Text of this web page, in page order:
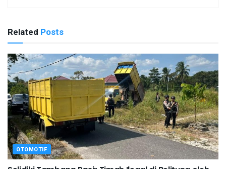
Related Posts
OTOMOTIF